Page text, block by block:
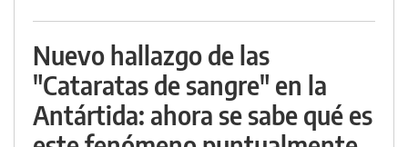
Nuevo hallazgo de las
"Cataratas de sangre" en la
Antártida: ahora se sabe qué es